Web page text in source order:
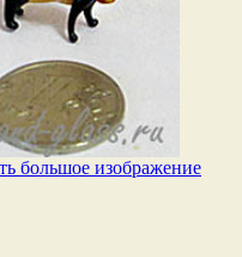
большое изображение